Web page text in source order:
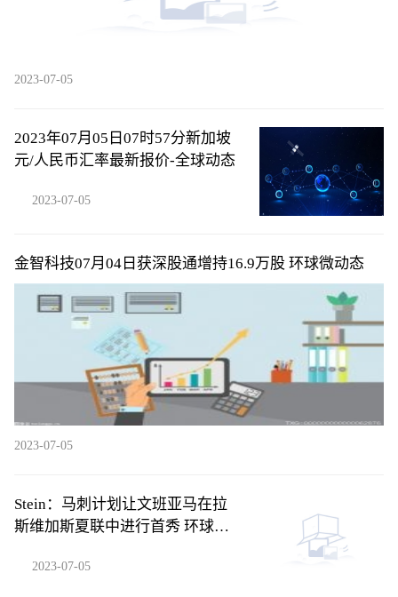
2023-07-05
2023年07月05日07时57分新加坡
元/人民币汇率最新报价-全球动态
2023-07-05
金智科技07月04日获深股通增持16.9万股 环球微动态
2023-07-05
Stein：马刺计划让文班亚马在拉
斯维加斯夏联中进行首秀 环球新
2023-07-05